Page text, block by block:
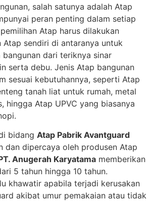
salah satunya adalah Atap
peran penting dalam setiap
Atap harus dilakukan
Atap sendiri di antaranya untuk
dari teriknya sinar
serta debu. Jenis Atap bangunan
sesuai kebutuhannya, seperti Atap
tanah liat untuk rumah, metal
hingga Atap UPVC yang biasanya
bidang Atap Pabrik Avantguard
dan dipercaya oleh produsen Atap
Anugerah Karyatama memberikan
5 tahun hingga 10 tahun.
khawatir apabila terjadi kerusakan
akibat umur pemakaian atau tidak